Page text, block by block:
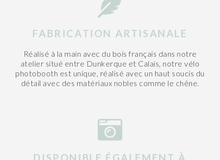
FABRICATION ARTISANALE
Réalisé à la main avec du bois français dans notre
atelier situé entre Dunkerque et Calais, notre vélo
photobooth est unique, réalisé avec un haut soucis du
détail avec des matériaux nobles comme le chêne.